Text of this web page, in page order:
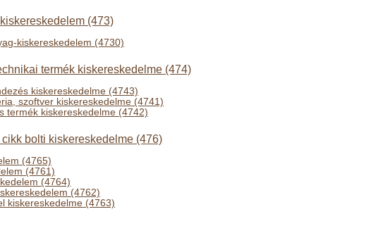
(473)
kiskereskedelem (4730)
termék kiskereskedelme (474)
kiskereskedelme (4743)
szoftver kiskereskedelme (4741)
termék kiskereskedelme (4742)
bolti kiskereskedelme (476)
(4765)
(4761)
(4764)
(4762)
kiskereskedelme (4763)